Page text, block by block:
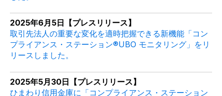
2025年6月5日【プレスリリース】
取引先法人の重要な変化を適時把握できる新機能「コン
プライアンス・ステーション®UBO モニタリング」をリ
リースしました。
2025年5月30日【プレスリリース】
ひまわり信用金庫に「コンプライアンス・ステーション